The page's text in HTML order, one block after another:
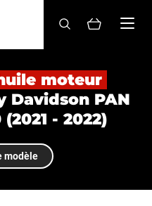
moteur
Davidson PAN
- 2022)
modèle